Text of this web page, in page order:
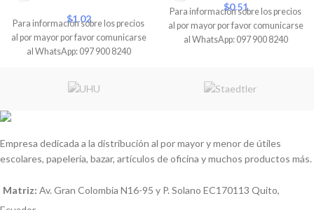
$1.02
Para información sobre los precios
al por mayor por favor comunicarse
al WhatsApp: 097 900 8240
$0.51
Para información sobre los precios
al por mayor por favor comunicarse
al WhatsApp: 097 900 8240
Empresa dedicada a la distribución al por mayor y menor de útiles
escolares, papelería, bazar, artículos de oficina y muchos productos más.
Matriz: Av. Gran Colombia N16-95 y P. Solano EC170113 Quito,